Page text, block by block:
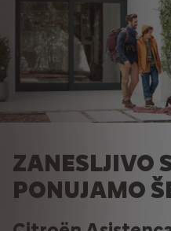
ZANESLJIVO
PONUJAMO